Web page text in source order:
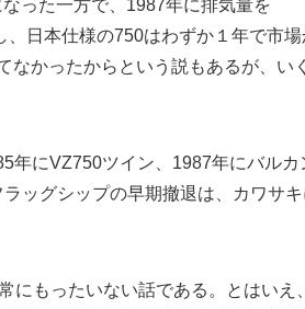
った一方で、1987年に排気量を
日本仕様の750はわずか１年で市場
なかったからという説もあるが、い
年にVZ750ツイン、1987年にバルカ
ッグシップの早期撤退は、カワサキ
にもったいない話である。とはいえ